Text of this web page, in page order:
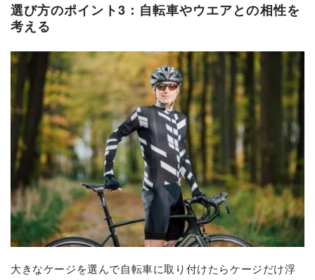
選び方のポイント3：自転車やウエアとの相性を
考える
大きなケージを選んで自転車に取り付けたらケージだけ浮